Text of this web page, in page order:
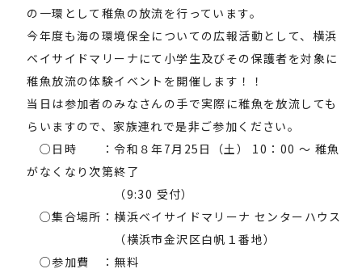
の一環として稚魚の放流を行っています。
今年度も海の環境保全についての広報活動として、横浜
ベイサイドマリーナにて小学生及びその保護者を対象に
稚魚放流の体験イベントを開催します！！
当日は参加者のみなさんの手で実際に稚魚を放流しても
らいますので、家族連れで是非ご参加ください。
○日時 ：令和８年7月25日（土） 10：00 ～ 稚魚
がなくなり次第終了
（9:30 受付）
○集合場所：横浜ベイサイドマリーナ センターハウス
（横浜市金沢区白帆１番地）
○参加費 ：無料